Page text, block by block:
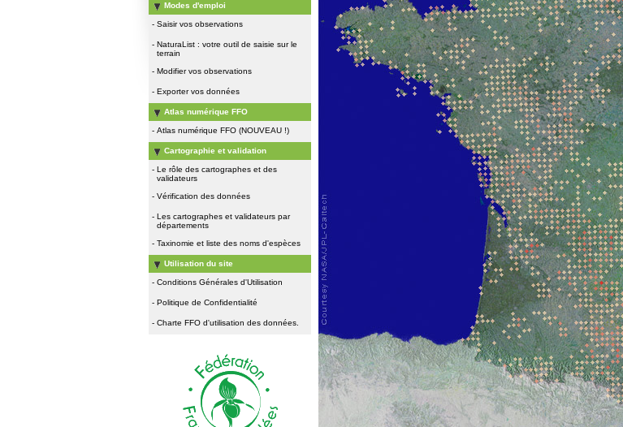
Modes d'emploi
- Saisir vos observations
- NaturaList : votre outil de saisie sur le
terrain
- Modifier vos observations
- Exporter vos données
Atlas numérique FFO
- Atlas numérique FFO (NOUVEAU !)
Cartographie et validation
- Le rôle des cartographes et des
validateurs
- Vérification des données
- Les cartographes et validateurs par
départements
- Taxinomie et liste des noms d'espèces
Utilisation du site
- Conditions Générales d'Utilisation
- Politique de Confidentialité
- Charte FFO d'utilisation des données.